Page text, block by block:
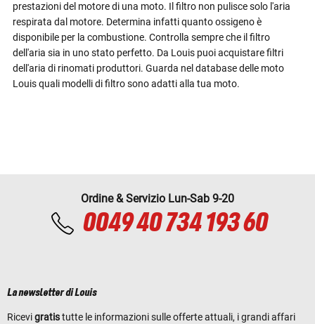
prestazioni del motore di una moto. Il filtro non pulisce solo l'aria
respirata dal motore. Determina infatti quanto ossigeno è
disponibile per la combustione. Controlla sempre che il filtro
dell'aria sia in uno stato perfetto. Da Louis puoi acquistare filtri
dell'aria di rinomati produttori. Guarda nel database delle moto
Louis quali modelli di filtro sono adatti alla tua moto.
Ordine & Servizio Lun-Sab 9-20
0049 40 734 193 60
La newsletter di Louis
Ricevigratistutte le informazioni sulle offerte attuali, i grandi affari